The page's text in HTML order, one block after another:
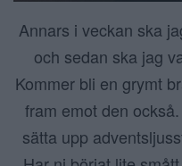
Annars i veckan ska
och sedan ska jag
Kommer bli en grymt
fram emot den
sätta upp